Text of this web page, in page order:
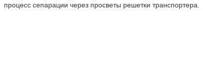
процесс сепарации через просветы решетки транспортера.